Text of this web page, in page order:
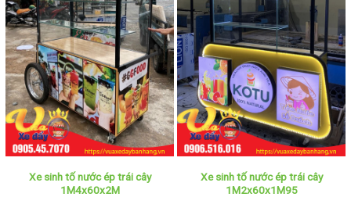
Xe sinh tố nước ép trái cây
1M4x60x2M
Xe sinh tố nước ép trái cây
1M2x60x1M95